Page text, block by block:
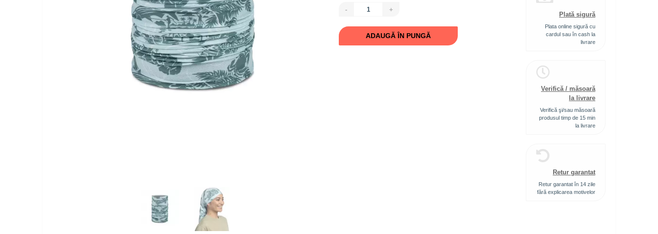
- +
ADAUGĂ ÎN PUNGĂ
Plată sigură
Plata online sigură cu
cardul sau în cash la
livrare
Verifică / măsoară
la livrare
Verifică şi/sau măsoară
produsul timp de 15 min
la livrare
Retur garantat
Retur garantat în 14 zile
fără explicarea motivelor